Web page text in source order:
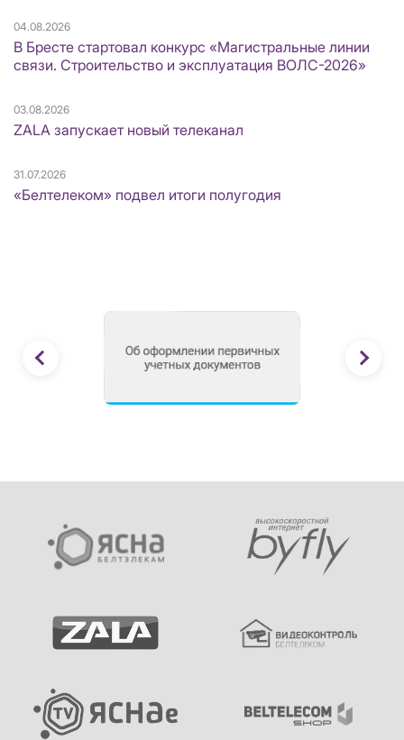
04.08.2026
В Бресте стартовал конкурс «Магистральные линии
связи. Строительство и эксплуатация ВОЛС-2026»
03.08.2026
ZALA запускает новый телеканал
31.07.2026
«Белтелеком» подвел итоги полугодия